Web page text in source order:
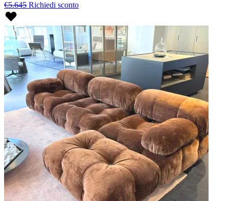
€5.645 Richiedi sconto